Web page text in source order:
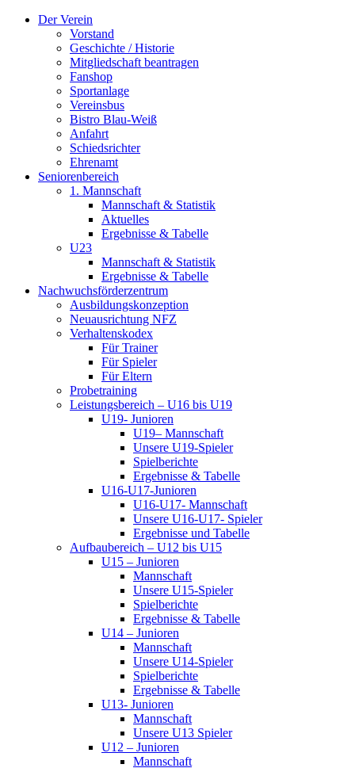
Der Verein
Vorstand
Geschichte / Historie
Mitgliedschaft beantragen
Fanshop
Sportanlage
Vereinsbus
Bistro Blau-Weiß
Anfahrt
Schiedsrichter
Ehrenamt
Seniorenbereich
1. Mannschaft
Mannschaft & Statistik
Aktuelles
Ergebnisse & Tabelle
U23
Mannschaft & Statistik
Ergebnisse & Tabelle
Nachwuchsförderzentrum
Ausbildungskonzeption
Neuausrichtung NFZ
Verhaltenskodex
Für Trainer
Für Spieler
Für Eltern
Probetraining
Leistungsbereich – U16 bis U19
U19- Junioren
U19– Mannschaft
Unsere U19-Spieler
Spielberichte
Ergebnisse & Tabelle
U16-U17-Junioren
U16-U17- Mannschaft
Unsere U16-U17- Spieler
Ergebnisse und Tabelle
Aufbaubereich – U12 bis U15
U15 – Junioren
Mannschaft
Unsere U15-Spieler
Spielberichte
Ergebnisse & Tabelle
U14 – Junioren
Mannschaft
Unsere U14-Spieler
Spielberichte
Ergebnisse & Tabelle
U13- Junioren
Mannschaft
Unsere U13 Spieler
U12 – Junioren
Mannschaft